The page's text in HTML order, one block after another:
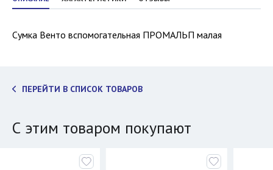
Сумка Венто вспомогательная ПРОМАЛЬП малая
ПЕРЕЙТИ В СПИСОК ТОВАРОВ
С этим товаром покупают